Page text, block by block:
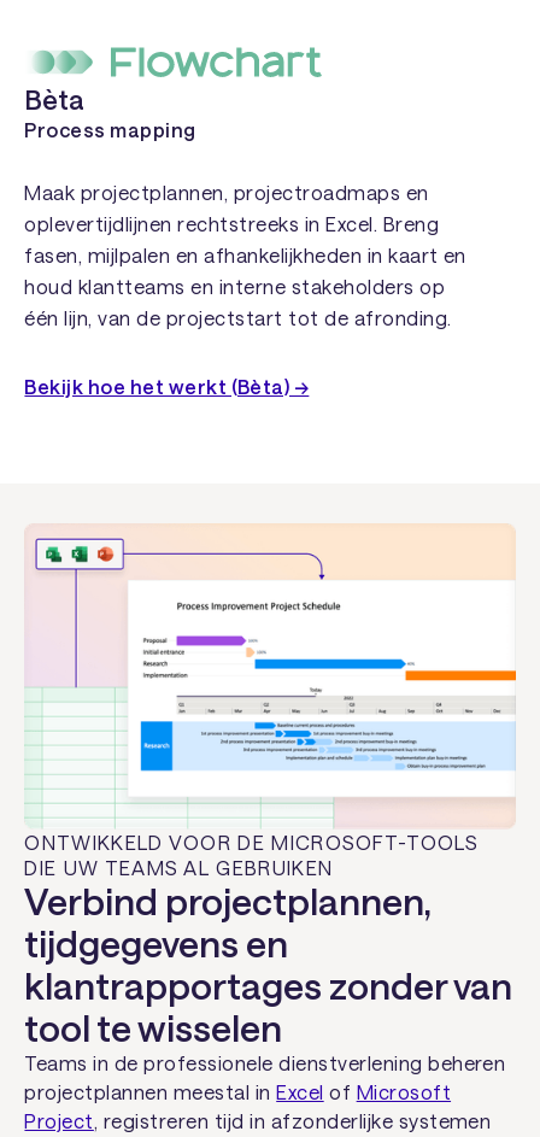
Bèta
Process mapping
Maak projectplannen, projectroadmaps en
oplevertijdlijnen rechtstreeks in Excel. Breng
fasen, mijlpalen en afhankelijkheden in kaart en
houd klantteams en interne stakeholders op
één lijn, van de projectstart tot de afronding.
Bekijk hoe het werkt (Bèta) →
ONTWIKKELD VOOR DE MICROSOFT-TOOLS
DIE UW TEAMS AL GEBRUIKEN
Verbind projectplannen,
tijdgegevens en
klantrapportages zonder van
tool te wisselen
Teams in de professionele dienstverlening beheren
projectplannen meestal inExcel of Microsoft
Project, registreren tijd in afzonderlijke systemen